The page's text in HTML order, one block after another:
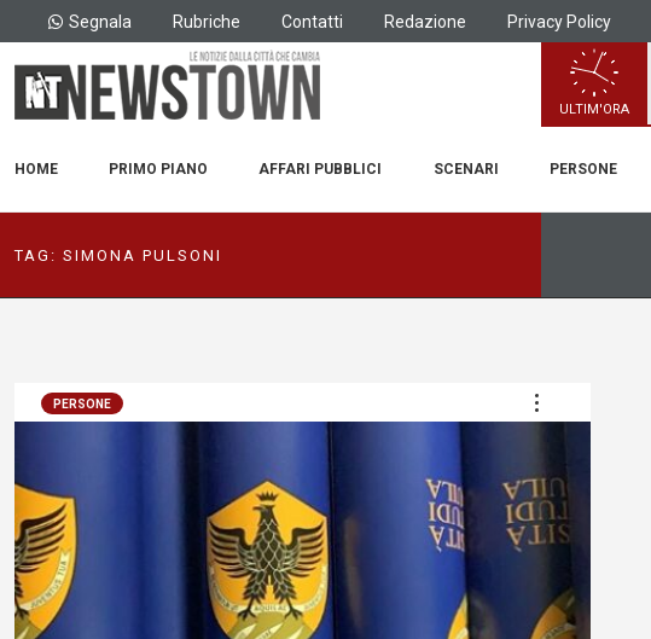
Segnala Rubriche Contatti Redazione Privacy Policy
ULTIM'ORA
HOME PRIMO PIANO AFFARI PUBBLICI SCENARI PERSONE
TAG: SIMONA PULSONI
PERSONE